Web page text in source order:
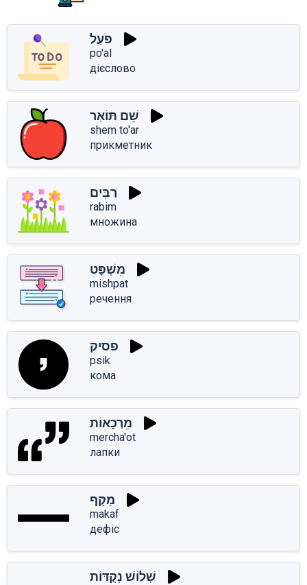
פֹּעַל
po'al
дієслово
שֵׁם תּוֹאַר
shem to'ar
прикметник
רַבִּים
rabim
множина
מִשְׁפָּט
mishpat
речення
פסיק
psik
кома
מֵרְכָאוֹת
mercha'ot
лапки
מַקָּף
makaf
дефіс
שָׁלוֹשׁ נְקֻדּוֹת